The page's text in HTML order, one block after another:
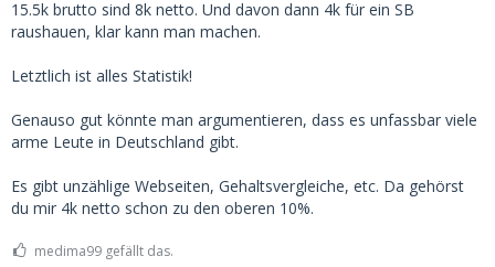
die Augen geöffnet.
https://www.sparkasse.de/pk/ra…naere-in-deutschland.html
Selbst wenn die Hälfte davon nur auf dem Papier Millionär
sind weil die ne abgezahlte Hütte in München oder
Vermögen über 1 Million zum investieren.
viel verdienen. Und es gibt (für mich unerwartet) einfach
15.5k brutto sind 8k netto. Und davon dann 4k für ein SB
raushauen, klar kann man machen.
Letztlich ist alles Statistik!
Genauso gut könnte man argumentieren, dass es unfassbar viele
arme Leute in Deutschland gibt.
Es gibt unzählige Webseiten, Gehaltsvergleiche, etc. Da gehörst
du mir 4k netto schon zu den oberen 10%.
medima99 gefällt das.